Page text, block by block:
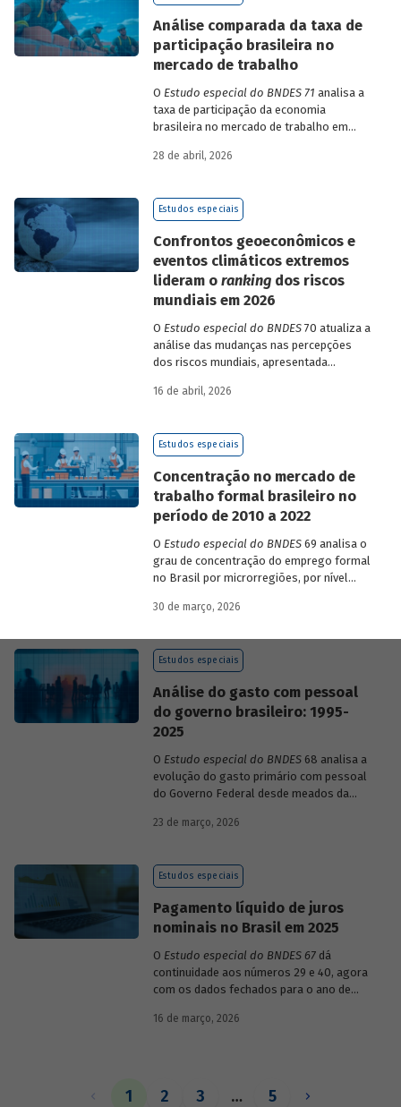
Análise comparada da taxa de
participação brasileira no
mercado de trabalho
O Estudo especial do BNDES 71 analisa a
taxa de participação da economia
brasileira no mercado de trabalho em
países de diferentes continentes e
28 de abril, 2026
Estudos especiais
Confrontos geoeconômicos e
eventos climáticos extremos
lideram o ranking dos riscos
mundiais em 2026
O Estudo especial do BNDES70 atualiza a
análise das mudanças nas percepções
dos riscos mundiais, apresentada
dos relatórios Global Risks Report (GRR)
mundiais para o ano em curso e para dois
16 de abril, 2026
Estudos especiais
Concentração no mercado de
trabalho formal brasileiro no
período de 2010 a 2022
O Estudo especial do BNDES69 analisa o
grau de concentração do emprego formal
no Brasil por microrregiões, por nível
setores, entre 2010 e 2022.
30 de março, 2026
Estudos especiais
Análise do gasto com pessoal
do governo brasileiro: 1995-
2025
O Estudo especial do BNDES68 analisa a
evolução do gasto primário com pessoal
do Governo Federal desde meados da
durante esse período e as mudanças
23 de março, 2026
Estudos especiais
Pagamento líquido de juros
nominais no Brasil em 2025
O Estudo especial do BNDES 67dá
continuidade aos números 29 e 40, agora
com os dados fechados para o ano de
16 de março, 2026
1 2 3 … 5